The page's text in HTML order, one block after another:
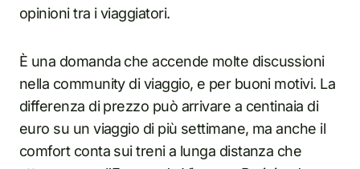
opinioni tra i viaggiatori.
È una domanda che accende molte discussioni
nella community di viaggio, e per buoni motivi. La
differenza di prezzo può arrivare a centinaia di
euro su un viaggio di più settimane, ma anche il
comfort conta sui treni a lunga distanza che